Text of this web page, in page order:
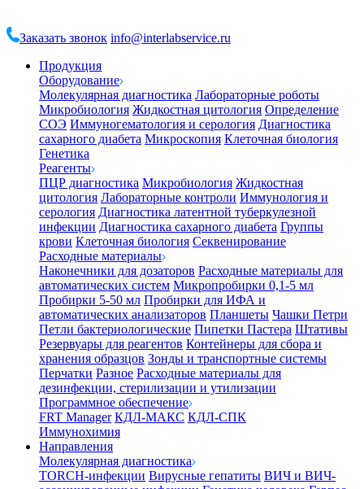
Заказать звонок info@interlabservice.ru
Продукция
Оборудование
Молекулярная диагностика Лабораторные роботы
Микробиология Жидкостная цитология Определение
СОЭ Иммуногематология и серология Диагностика
сахарного диабета Микроскопия Клеточная биология
Генетика
Реагенты
ПЦР диагностика Микробиология Жидкостная
цитология Лабораторные контроли Иммунология и
серология Диагностика латентной туберкулезной
инфекции Диагностика сахарного диабета Группы
крови Клеточная биология Секвенирование
Расходные материалы
Наконечники для дозаторов Расходные материалы для
автоматических систем Микропробирки 0,1-5 мл
Пробирки 5-50 мл Пробирки для ИФА и
автоматических анализаторов Планшеты Чашки Петри
Петли бактериологические Пипетки Пастера Штативы
Резервуары для реагентов Контейнеры для сбора и
хранения образцов Зонды и транспортные системы
Перчатки Разное Расходные материалы для
дезинфекции, стерилизации и утилизации
Программное обеспечение
FRT Manager КДЛ-МАКС КДЛ-СПК
Иммунохимия
Направления
Молекулярная диагностика
TORCH-инфекции Вирусные гепатиты ВИЧ и ВИЧ-